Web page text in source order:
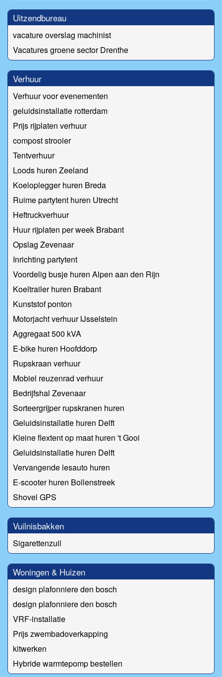
Uitzendbureau
vacature overslag machinist
Vacatures groene sector Drenthe
Verhuur
Verhuur voor evenementen
geluidsinstallatie rotterdam
Prijs rijplaten verhuur
compost strooier
Tentverhuur
Loods huren Zeeland
Koeloplegger huren Breda
Ruime partytent huren Utrecht
Heftruckverhuur
Huur rijplaten per week Brabant
Opslag Zevenaar
Inrichting partytent
Voordelig busje huren Alpen aan den Rijn
Koeltrailer huren Brabant
Kunststof ponton
Motorjacht verhuur IJsselstein
Aggregaat 500 kVA
E-bike huren Hoofddorp
Rupskraan verhuur
Mobiel reuzenrad verhuur
Bedrijfshal Zevenaar
Sorteergrijper rupskranen huren
Geluidsinstallatie huren Delft
Kleine flextent op maat huren 't Gooi
Geluidsinstallatie huren Delft
Vervangende lesauto huren
E-scooter huren Bollenstreek
Shovel GPS
Vuilnisbakken
Sigarettenzuil
Woningen & Huizen
design plafonniere den bosch
design plafonniere den bosch
VRF-installatie
Prijs zwembadoverkapping
kitwerken
Hybride warmtepomp bestellen